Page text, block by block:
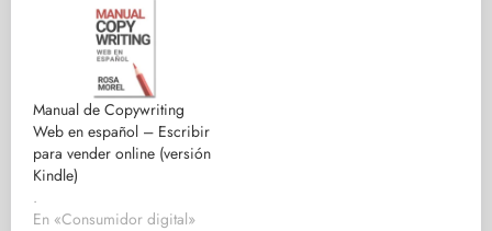
Manual de Copywriting
Web en español – Escribir
para vender online (versión
Kindle)
.
En «Consumidor digital»